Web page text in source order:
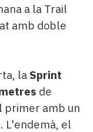
a la Trail
amb doble
la Sprint
de
primer amb un
L'endemà, el